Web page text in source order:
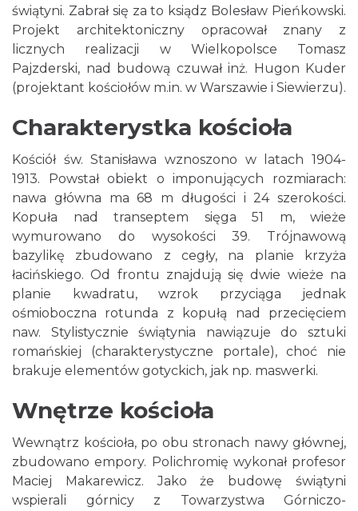
świątyni. Zabrał się za to ksiądz Bolesław Pieńkowski.
Projekt architektoniczny opracował znany z
licznych realizacji w Wielkopolsce Tomasz
Pajzderski, nad budową czuwał inż. Hugon Kuder
(projektant kościołów m.in. w Warszawie i Siewierzu).
Charakterystka kościoła
Kościół św. Stanisława wznoszono w latach 1904-
1913. Powstał obiekt o imponujących rozmiarach:
nawa główna ma 68 m długości i 24 szerokości.
Kopuła nad transeptem sięga 51 m, wieże
wymurowano do wysokości 39. Trójnawową
bazylikę zbudowano z cegły, na planie krzyża
łacińskiego. Od frontu znajdują się dwie wieże na
planie kwadratu, wzrok przyciąga jednak
ośmioboczna rotunda z kopułą nad przecięciem
naw. Stylistycznie świątynia nawiązuje do sztuki
romańskiej (charakterystyczne portale), choć nie
brakuje elementów gotyckich, jak np. maswerki.
Wnętrze kościoła
Wewnątrz kościoła, po obu stronach nawy głównej,
zbudowano empory. Polichromię wykonał profesor
Maciej Makarewicz. Jako że budowę świątyni
wspierali górnicy z Towarzystwa Górniczo-